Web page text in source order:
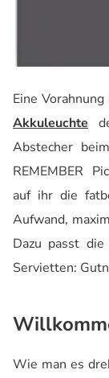
Eine
Akkuleuchte
Abstecher
REMEMBER
auf ihr die
Aufwand,
Dazu passt
Servietten:
Wie man es